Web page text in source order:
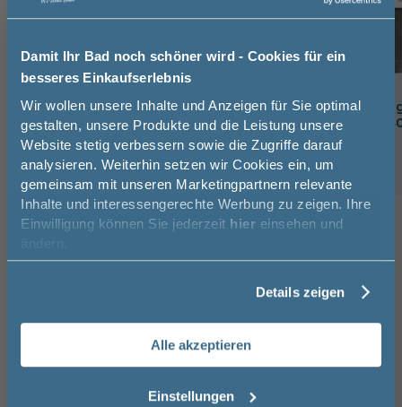
Damit Ihr Bad noch schöner wird - Cookies für ein
besseres Einkaufserlebnis
Wir wollen unsere Inhalte und Anzeigen für Sie optimal
gestalten, unsere Produkte und die Leistung unsere
Website stetig verbessern sowie die Zugriffe darauf
analysieren. Weiterhin setzen wir Cookies ein, um
gemeinsam mit unseren Marketingpartnern relevante
Inhalte und interessengerechte Werbung zu zeigen. Ihre
Einwilligung können Sie jederzeit hier einsehen und
ändern.
Details zeigen
Alle akzeptieren
Einstellungen
Cramer Reiniger Armaturen-
Reiniger 750 ml
10,5 cm 24,5 cm 5,7 cm
12,95 €
Cramer
Pflegetuch
4 cm
Hansgrohe Talis E Waschtischarmatur
mit Zugstangen-Ablaufgarnitur in
Jetzt 50 € sparen!
Melde Sie sich hier zu unserem
Newsletter an und sparen Sie
50€* auf Ihre Bestellung!
Email